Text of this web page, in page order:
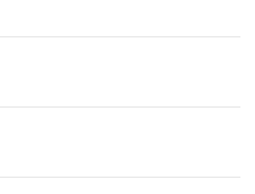
St. Pölten. Viele Bauernhöfe hatten
bauten viele Wiener
Wegen des
haben viele Jagdpächter ihre
Sicht die bedeutendste
Gebiet mit Wanderwegen durch
lädt dazu ein. Gefördert